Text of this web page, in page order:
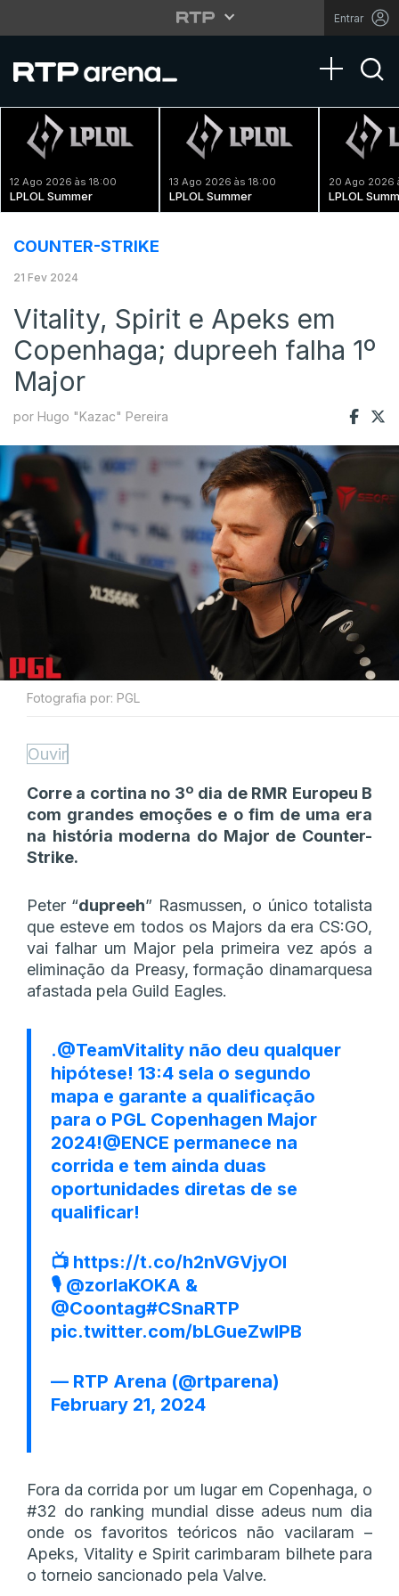
Entrar
Toggle
12 Ago 2026 às 18:00
LPLOL Summer
13 Ago 2026 às 18:00
LPLOL Summer
20 Ago 2026
LPLOL
COUNTER-STRIKE
21 Fev 2024
Vitality, Spirit e Apeks em
Copenhaga; dupreeh falha 1º
Major
por Hugo "Kazac" Pereira
Fotografia por: PGL
Ouvir
Corre a cortina no 3º dia de RMR Europeu B
com grandes emoções e o fim de uma era
na história moderna do Major de Counter-
Strike.
Peter “dupreeh” Rasmussen, o único totalista
que esteve em todos os Majors da era CS:GO,
vai falhar um Major pela primeira vez após a
eliminação da Preasy, formação dinamarquesa
afastada pela Guild Eagles.
.@TeamVitality não deu qualquer
hipótese! 13:4 sela o segundo
mapa e garante a qualificação
para o PGL Copenhagen Major
2024!@ENCE permanece na
corrida e tem ainda duas
oportunidades diretas de se
qualificar!
📺 https://t.co/h2nVGVjyOI
🎙️ @zorlaKOKA &
@Coontag#CSnaRTP
pic.twitter.com/bLGueZwIPB
— RTP Arena (@rtparena)
February 21, 2024
Fora da corrida por um lugar em Copenhaga, o
#32 do ranking mundial disse adeus num dia
onde os favoritos teóricos não vacilaram –
Apeks, Vitality e Spirit carimbaram bilhete para
o torneio sancionado pela Valve.